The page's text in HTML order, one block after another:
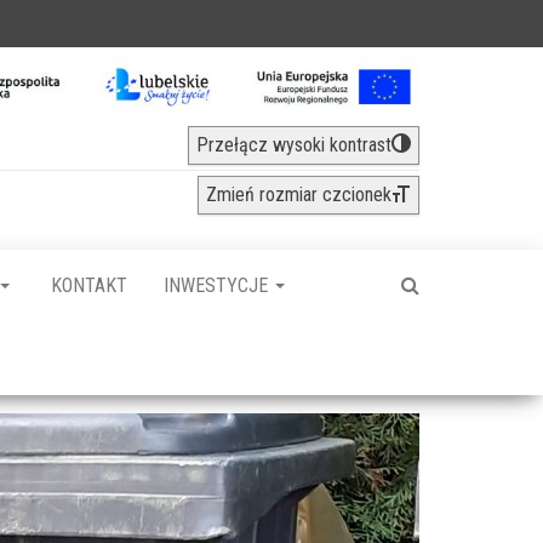
Przełącz wysoki kontrast
Zmień rozmiar czcionek
KONTAKT INWESTYCJE